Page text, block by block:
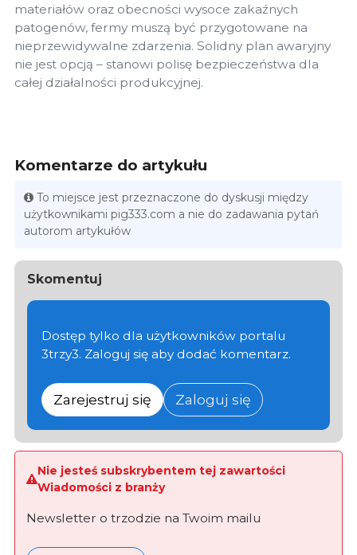
materiałów oraz obecności wysoce zakaźnych
patogenów, fermy muszą być przygotowane na
nieprzewidywalne zdarzenia. Solidny plan awaryjny
nie jest opcją – stanowi polisę bezpieczeństwa dla
całej działalności produkcyjnej.
Komentarze do artykułu
To miejsce jest przeznaczone do dyskusji między
użytkownikami pig333.com a nie do zadawania pytań
autorom artykułów
Skomentuj
Dostęp tylko dla użytkowników portalu
3trzy3. Zaloguj się aby dodać komentarz.
Zarejestruj się Zaloguj się
Nie jesteś subskrybentem tej zawartości
Wiadomości z branży
Newsletter o trzodzie na Twoim mailu